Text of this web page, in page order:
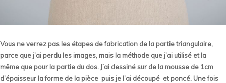
Vous ne verrez pas les étapes de fabrication de la partie triangulaire,
parce que j’ai perdu les images, mais la méthode que j’ai utilisé et la
même que pour la partie du dos. J’ai dessiné sur de la mousse de 1cm
d’épaisseur la forme de la pièce puis je l’ai découpé et poncé. Une fois